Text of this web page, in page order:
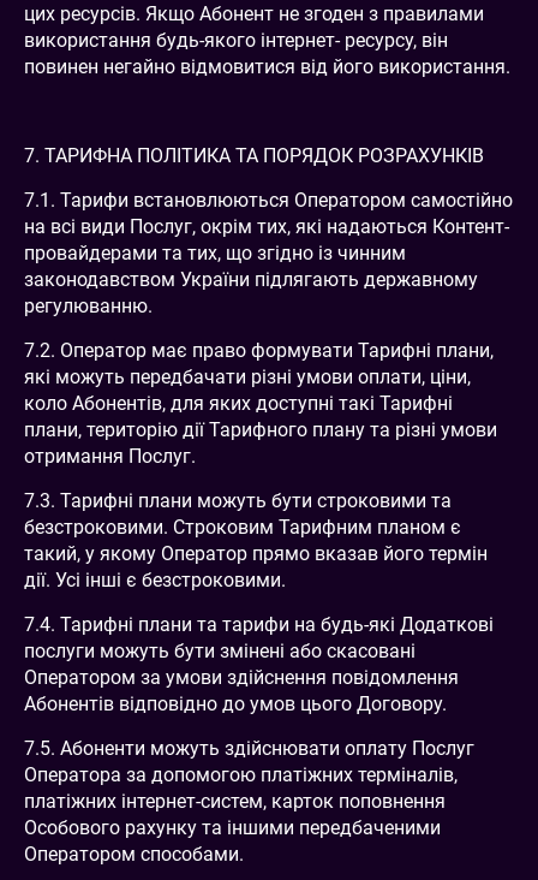
цих ресурсів. Якщо Абонент не згоден з правилами
використання будь-якого інтернет- ресурсу, він
повинен негайно відмовитися від його використання.
7. ТАРИФНА ПОЛІТИКА ТА ПОРЯДОК РОЗРАХУНКІВ
7.1. Тарифи встановлюються Оператором самостійно
на всі види Послуг, окрім тих, які надаються Контент-
провайдерами та тих, що згідно із чинним
законодавством України підлягають державному
регулюванню.
7.2. Оператор має право формувати Тарифні плани,
які можуть передбачати різні умови оплати, ціни,
коло Абонентів, для яких доступні такі Тарифні
плани, територію дії Тарифного плану та різні умови
отримання Послуг.
7.3. Тарифні плани можуть бути строковими та
безстроковими. Строковим Тарифним планом є
такий, у якому Оператор прямо вказав його термін
дії. Усі інші є безстроковими.
7.4. Тарифні плани та тарифи на будь-які Додаткові
послуги можуть бути змінені або скасовані
Оператором за умови здійснення повідомлення
Абонентів відповідно до умов цього Договору.
7.5. Абоненти можуть здійснювати оплату Послуг
Оператора за допомогою платіжних терміналів,
платіжних інтернет-систем, карток поповнення
Особового рахунку та іншими передбаченими
Оператором способами.